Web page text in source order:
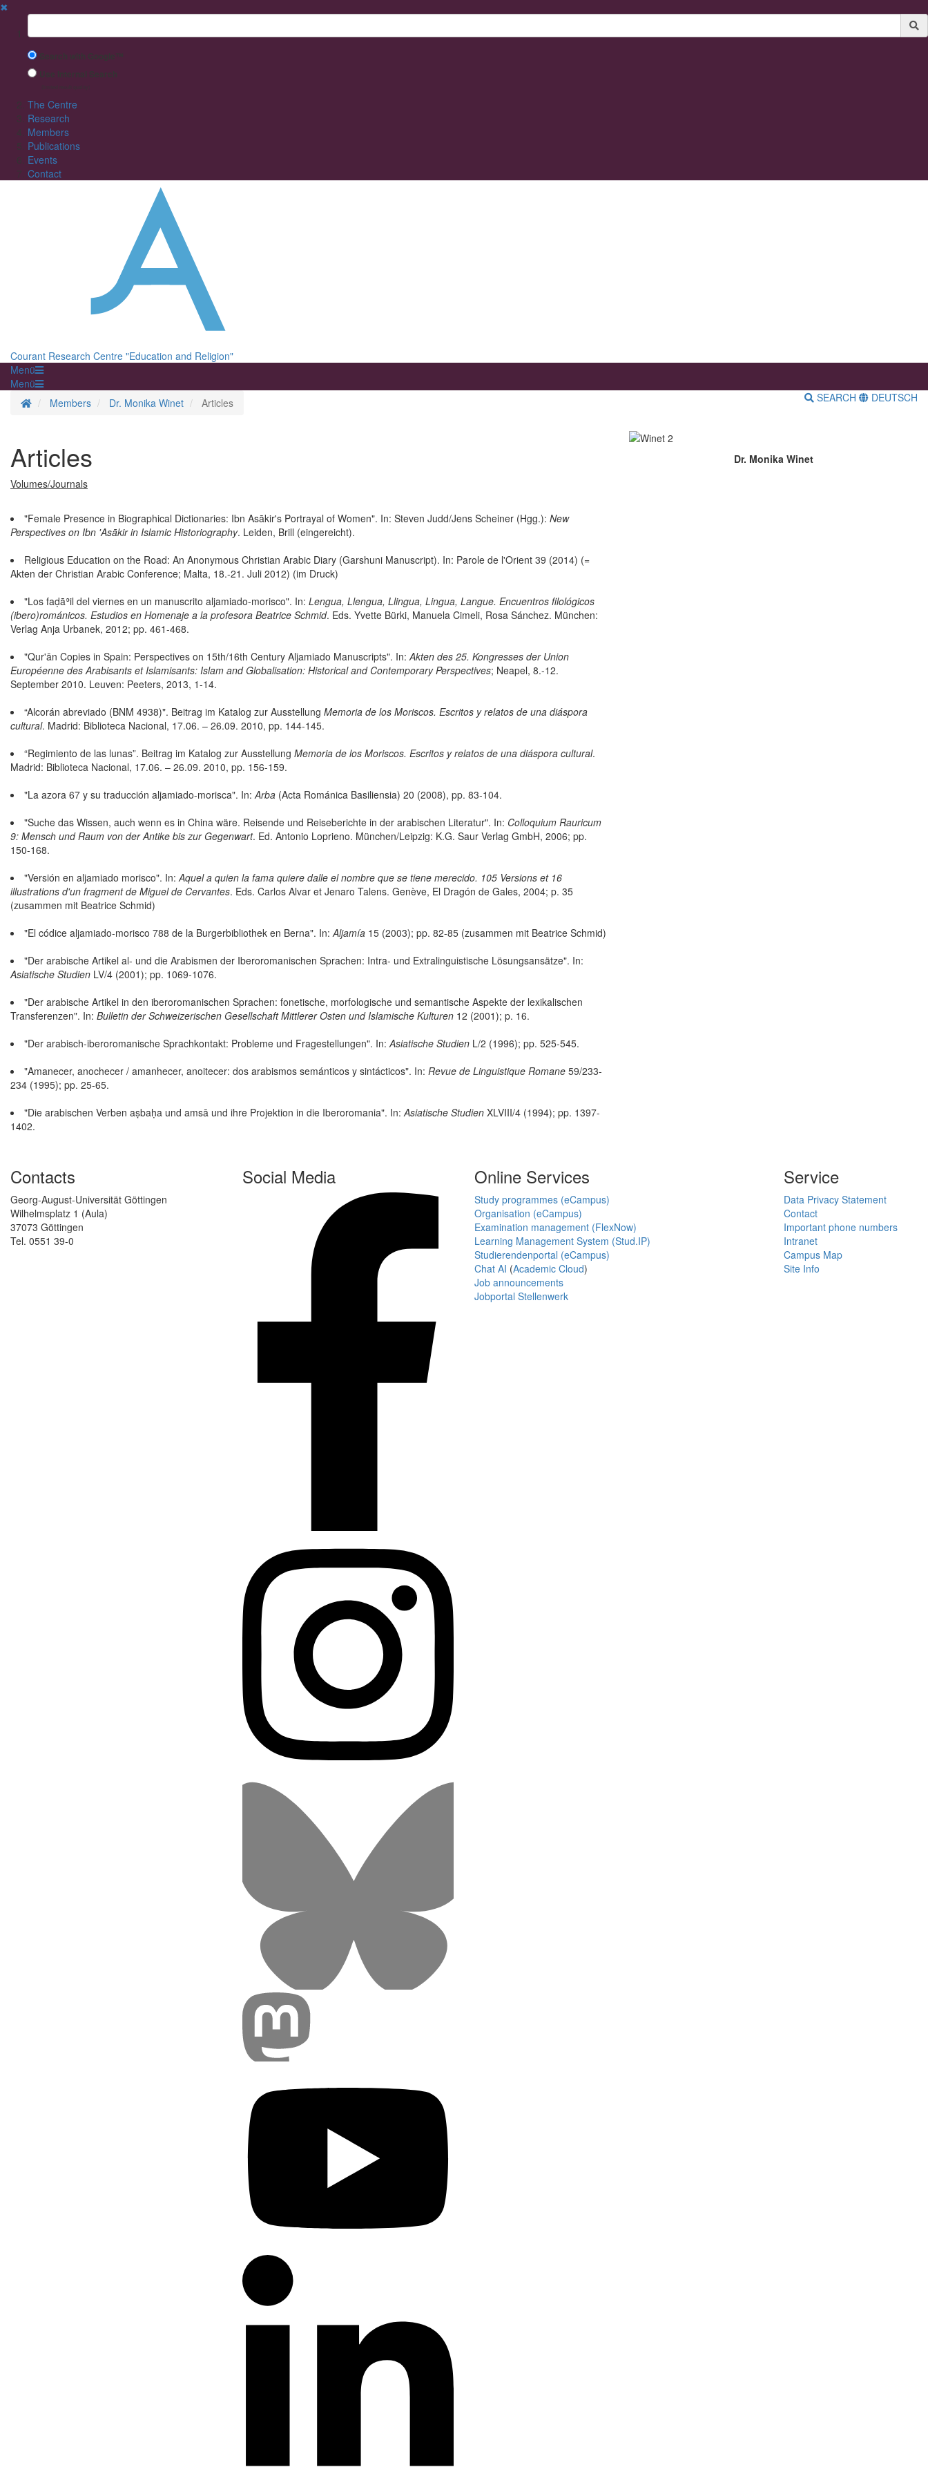
✖
Suchbegriff
Search with Google™
Use Internal Search
The Centre
Research
Members
Publications
Events
Contact
Courant Research Centre "Education and Religion"
Menü
Menü
Homepage
Members Dr. Monika Winet Articles SEARCH DEUTSCH
Articles
Volumes/Journals
"Female Presence in Biographical Dictionaries: Ibn Asākir's Portrayal of Women". In: Steven Judd/Jens Scheiner (Hgg.): New
Perspectives on Ibn 'Asākir in Islamic Historiography. Leiden, Brill (eingereicht).
Religious Education on the Road: An Anonymous Christian Arabic Diary (Garshuni Manuscript). In: Parole de l'Orient 39 (2014) (=
Akten der Christian Arabic Conference; Malta, 18.-21. Juli 2012) (im Druck)
"Los faḍāʾil del viernes en un manuscrito aljamiado-morisco". In: Lengua, Llengua, Llingua, Lingua, Langue. Encuentros filológicos
(ibero)románicos. Estudios en Homenaje a la profesora Beatrice Schmid. Eds. Yvette Bürki, Manuela Cimeli, Rosa Sánchez. München:
Verlag Anja Urbanek, 2012; pp. 461-468.
"Qur'ān Copies in Spain: Perspectives on 15th/16th Century Aljamiado Manuscripts". In:Akten des 25. Kongresses der Union
Européenne des Arabisants et Islamisants: Islam and Globalisation: Historical and Contemporary Perspectives; Neapel, 8.-12.
September 2010. Leuven: Peeters, 2013, 1-14.
“Alcorán abreviado (BNM 4938)". Beitrag im Katalog zur Ausstellung Memoria de los Moriscos. Escritos y relatos de una diáspora
cultural. Madrid: Biblioteca Nacional, 17.06. – 26.09. 2010, pp. 144-145.
“Regimiento de las lunas”. Beitrag im Katalog zur Ausstellung Memoria de los Moriscos. Escritos y relatos de una diáspora cultural.
Madrid: Biblioteca Nacional, 17.06. – 26.09. 2010, pp. 156-159.
"La azora 67 y su traducción aljamiado-morisca". In:Arba (Acta Románica Basiliensia) 20 (2008), pp. 83-104.
"Suche das Wissen, auch wenn es in China wäre. Reisende und Reiseberichte in der arabischen Literatur". In: Colloquium Rauricum
9: Mensch und Raum von der Antike bis zur Gegenwart. Ed. Antonio Loprieno. München/Leipzig: K.G. Saur Verlag GmbH, 2006; pp.
150-168.
"Versión en aljamiado morisco". In:Aquel a quien la fama quiere dalle el nombre que se tiene merecido. 105 Versions et 16
illustrations d'un fragment de Miguel de Cervantes. Eds. Carlos Alvar et Jenaro Talens. Genève, El Dragón de Gales, 2004; p. 35
(zusammen mit Beatrice Schmid)
"El códice aljamiado-morisco 788 de la Burgerbibliothek en Berna". In:Aljamía 15 (2003); pp. 82-85 (zusammen mit Beatrice Schmid)
"Der arabische Artikel al- und die Arabismen der Iberoromanischen Sprachen: Intra- und Extralinguistische Lösungsansätze". In:
Asiatische Studien LV/4 (2001); pp. 1069-1076.
"Der arabische Artikel in den iberoromanischen Sprachen: fonetische, morfologische und semantische Aspekte der lexikalischen
Transferenzen". In: Bulletin der Schweizerischen Gesellschaft Mittlerer Osten und Islamische Kulturen 12 (2001); p. 16.
"Der arabisch-iberoromanische Sprachkontakt: Probleme und Fragestellungen". In:Asiatische Studien L/2 (1996); pp. 525-545.
"Amanecer, anochecer / amanhecer, anoitecer: dos arabismos semánticos y sintácticos". In: Revue de Linguistique Romane 59/233-
234 (1995); pp. 25-65.
"Die arabischen Verben aṣbaḥa und amsā und ihre Projektion in die Iberoromania". In:Asiatische Studien XLVIII/4 (1994); pp. 1397-
1402.
Dr. Monika Winet
Contacts
Georg-August-Universität Göttingen
Wilhelmsplatz 1 (Aula)
37073 Göttingen
Tel. 0551 39-0
Social Media Online Services
Study programmes (eCampus)
Organisation (eCampus)
Examination management (FlexNow)
Learning Management System (Stud.IP)
Studierendenportal (eCampus)
Chat AI (Academic Cloud)
Job announcements
Jobportal Stellenwerk
Service
Data Privacy Statement
Contact
Important phone numbers
Intranet
Campus Map
Site Info